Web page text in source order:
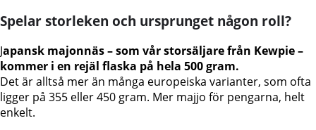
Spelar storleken och ursprunget någon roll?
Japansk majonnäs – som vår storsäljare från Kewpie –
kommer i en rejäl flaska på hela 500 gram.
Det är alltså mer än många europeiska varianter, som ofta
ligger på 355 eller 450 gram. Mer majjo för pengarna, helt
enkelt.